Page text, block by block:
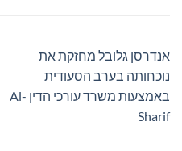
אנדרסן גלובל מחזקת את
נוכחותה בערב הסעודית
באמצעות משרד עורכי הדין Al-
Sharif